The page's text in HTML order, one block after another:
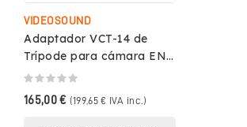
VIDEOSOUND
Adaptador VCT-14 de
Trípode para cámara ENG
- Montura Tipo V -
165,00 € (199,65 € IVA inc.)